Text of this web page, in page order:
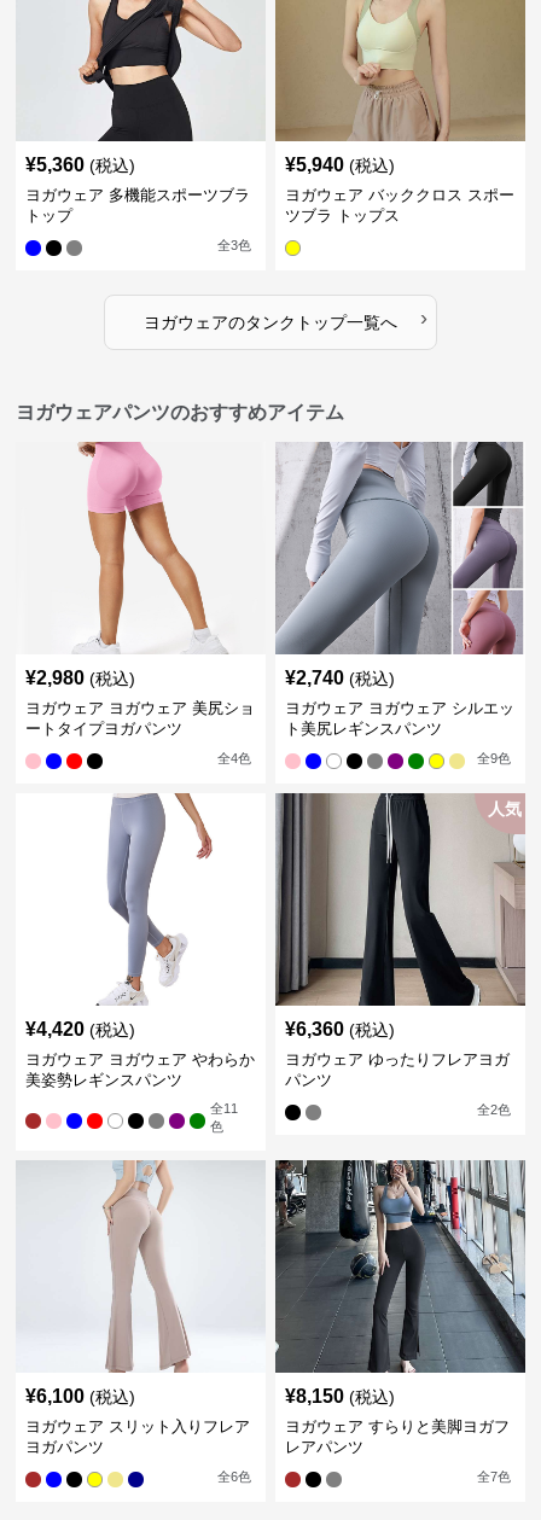
¥5,360 (税込)
ヨガウェア 多機能スポーツブラ
トップ
全3色
¥5,940 (税込)
ヨガウェア バッククロス スポー
ツブラ トップス
ヨガウェアのタンクトップ一覧へ ›
ヨガウェアパンツのおすすめアイテム
¥2,980 (税込)
ヨガウェア ヨガウェア 美尻ショ
ートタイプヨガパンツ
全4色
¥2,740 (税込)
ヨガウェア ヨガウェア シルエッ
ト美尻レギンスパンツ
全9色
¥4,420 (税込)
ヨガウェア ヨガウェア やわらか
美姿勢レギンスパンツ
全11
色
人気
¥6,360 (税込)
ヨガウェア ゆったりフレアヨガ
パンツ
全2色
¥6,100 (税込)
ヨガウェア スリット入りフレア
ヨガパンツ
全6色
¥8,150 (税込)
ヨガウェア すらりと美脚ヨガフ
レアパンツ
全7色